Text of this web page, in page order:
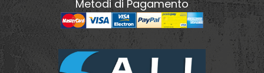
Metodi di Pagamento